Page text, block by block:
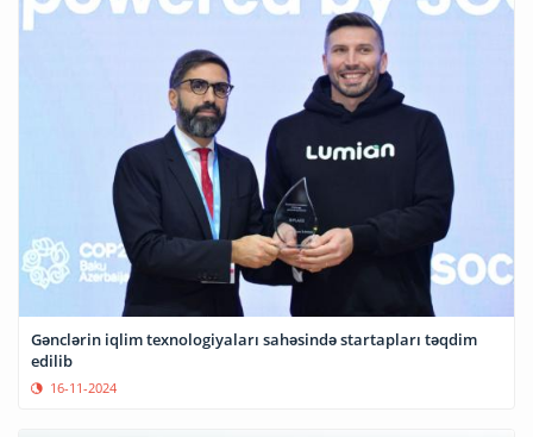
Gənclərin iqlim texnologiyaları sahəsində startapları təqdim
edilib
16-11-2024